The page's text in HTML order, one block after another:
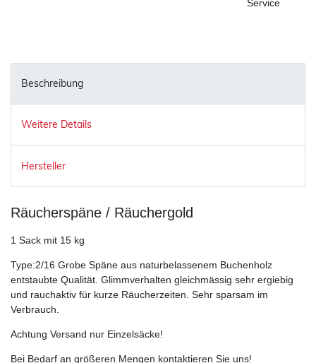
Service
Beschreibung
Weitere Details
Hersteller
Räucherspäne / Räuchergold
1 Sack mit 15 kg
Type:2/16 Grobe Späne aus naturbelassenem Buchenholz
entstaubte Qualität. Glimmverhalten gleichmässig sehr ergiebig
und rauchaktiv für kurze Räucherzeiten. Sehr sparsam im
Verbrauch.
Achtung Versand nur Einzelsäcke!
Bei Bedarf an größeren Mengen kontaktieren Sie uns!